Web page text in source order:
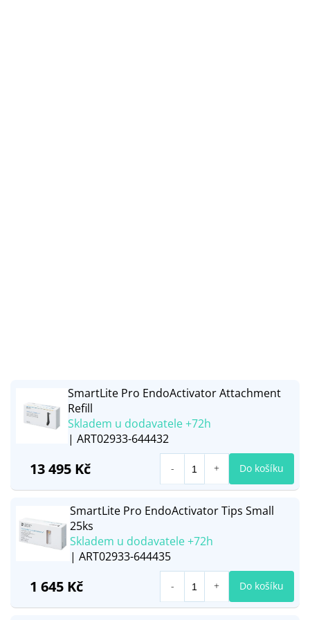
SmartLite Pro EndoActivator Attachment
Refill
Skladem u dodavatele +72h
| ART02933-644432
13 495 Kč Do košíku
SmartLite Pro EndoActivator Tips Small
25ks
Skladem u dodavatele +72h
| ART02933-644435
1 645 Kč Do košíku